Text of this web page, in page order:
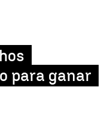
para ganar